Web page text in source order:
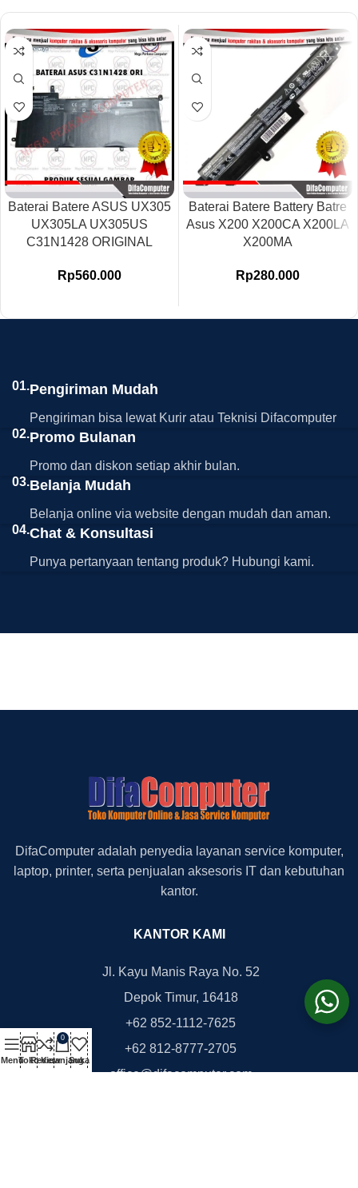
Baterai Batere ASUS UX305
UX305LA UX305US
C31N1428 ORIGINAL
Rp560.000
Baterai Batere Battery Batre
Asus X200 X200CA X200LA
X200MA
Rp280.000
01.Pengiriman Mudah
Pengiriman bisa lewat Kurir atau Teknisi Difacomputer
02.Promo Bulanan
Promo dan diskon setiap akhir bulan.
03.Belanja Mudah
Belanja online via website dengan mudah dan aman.
04.Chat & Konsultasi
Punya pertanyaan tentang produk? Hubungi kami.
DifaComputer adalah penyedia layanan service komputer,
laptop, printer, serta penjualan aksesoris IT dan kebutuhan
kantor.
KANTOR KAMI
Jl. Kayu Manis Raya No. 52
Depok Timur, 16418
+62 852-1112-7625
+62 812-8777-2705
office@difacomputer.com
MenuTokoReview
0
Keranjang
Suka